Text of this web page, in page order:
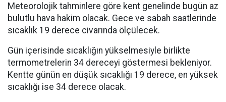
Meteorolojik tahminlere göre kent genelinde bugün az
bulutlu hava hakim olacak. Gece ve sabah saatlerinde
sıcaklık 19 derece civarında ölçülecek.
Gün içerisinde sıcaklığın yükselmesiyle birlikte
termometrelerin 34 dereceyi göstermesi bekleniyor.
Kentte günün en düşük sıcaklığı 19 derece, en yüksek
sıcaklığı ise 34 derece olacak.